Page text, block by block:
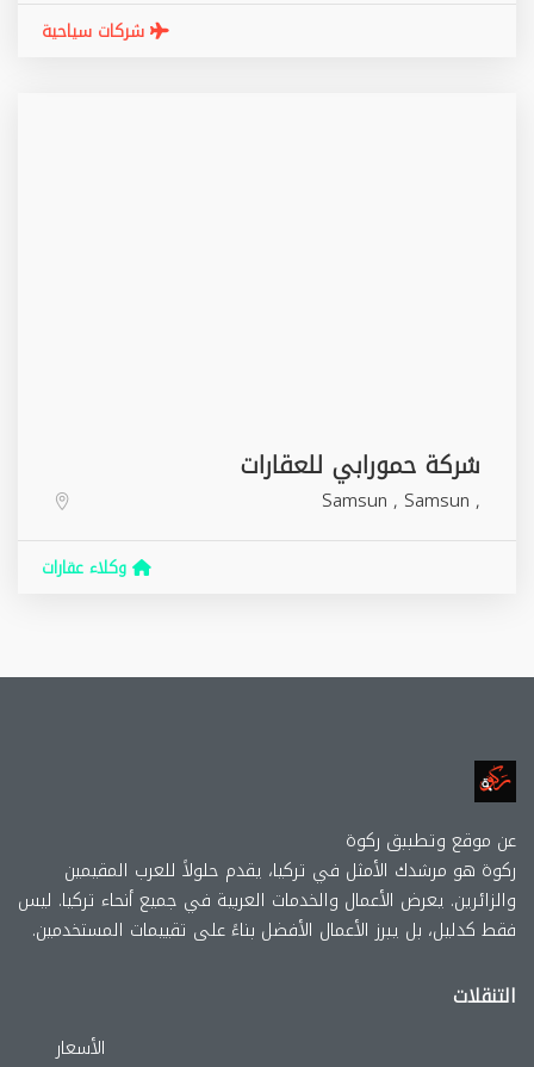
شركات سياحية
شركة حمورابي للعقارات
,
Samsun , Samsun
وكلاء عقارات
عن موقع وتطببق ركوة
ركوة هو مرشدك الأمثل في تركيا، يقدم حلولاً للعرب المقيمين
والزائرين. يعرض الأعمال والخدمات العربية في جميع أنحاء تركيا. ليس
فقط كدليل، بل يبرز الأعمال الأفضل بناءً على تقييمات المستخدمين.
التنقلات
الأسعار